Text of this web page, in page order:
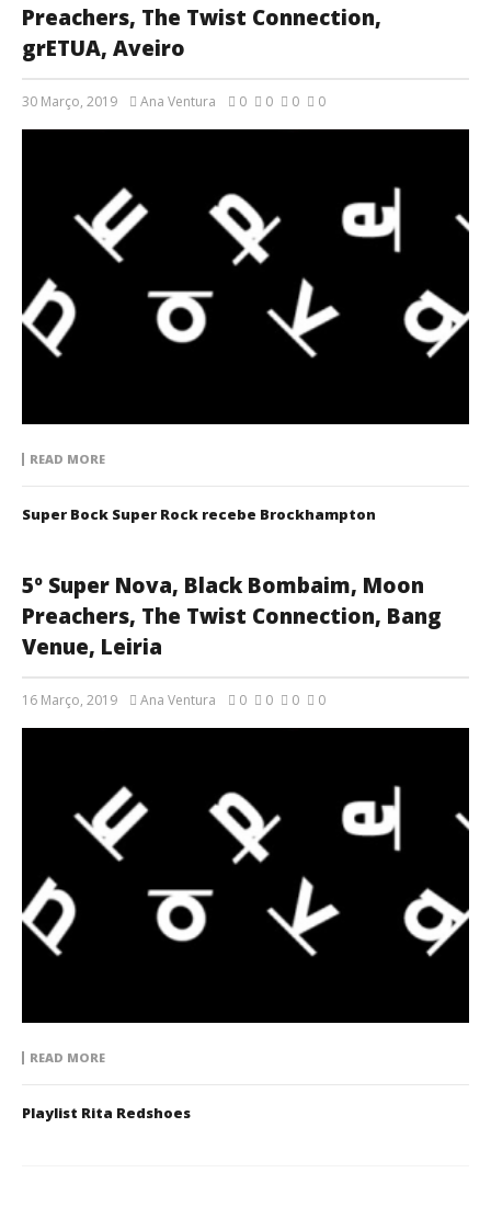
Preachers, The Twist Connection,
grETUA, Aveiro
30 Março, 2019 Ana Ventura 0 0 0 0
READ MORE
Super Bock Super Rock recebe Brockhampton
5º Super Nova, Black Bombaim, Moon
Preachers, The Twist Connection, Bang
Venue, Leiria
16 Março, 2019 Ana Ventura 0 0 0 0
READ MORE
Playlist Rita Redshoes